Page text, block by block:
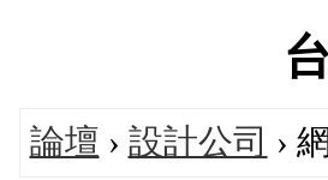
論壇 › 設計公司 ›